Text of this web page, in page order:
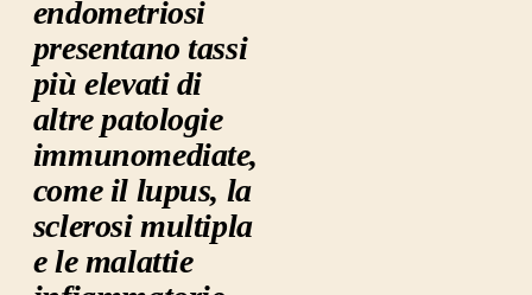
endometriosi
presentano tassi
più elevati di
altre patologie
immunomediate,
come il lupus, la
sclerosi multipla
e le malattie